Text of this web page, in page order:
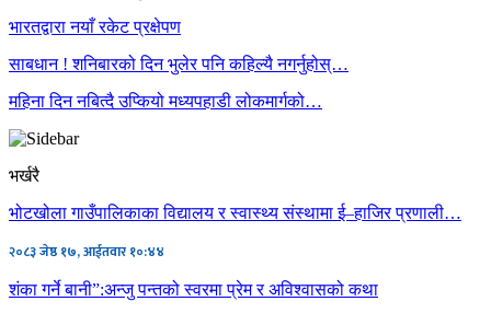
भारतद्वारा नयाँ रकेट प्रक्षेपण
साबधान ! शनिबारको दिन भुलेर पनि कहिल्यै नगर्नुहोस्…
महिना दिन नबित्दै उप्कियो मध्यपहाडी लोकमार्गको…
भर्खरै
भोटखोला गाउँपालिकाका विद्यालय र स्वास्थ्य संस्थामा ई–हाजिर प्रणाली…
२०८३ जेष्ठ १७, आईतवार १०:४४
शंका गर्ने बानी”:अन्जु पन्तको स्वरमा प्रेम र अविश्वासको कथा